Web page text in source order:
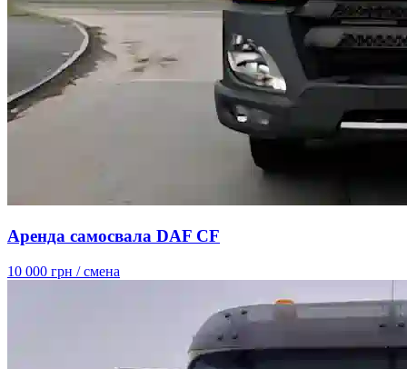
Аренда самосвала DAF CF
10 000 грн / смена